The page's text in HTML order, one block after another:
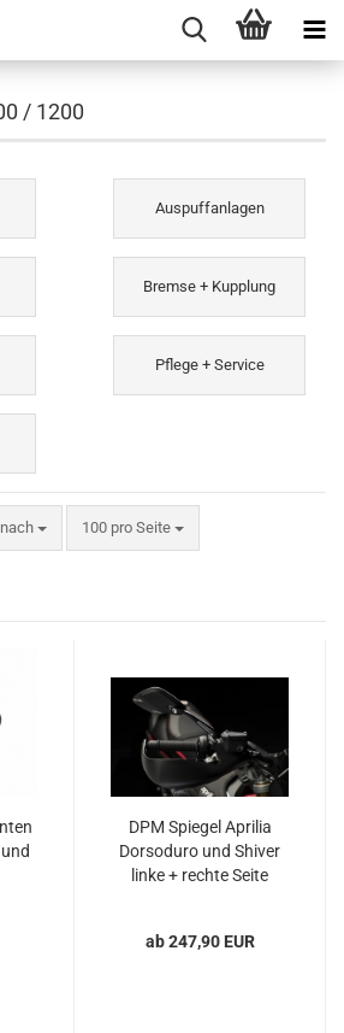
/ 1200
Auspuffanlagen
Bremse + Kupplung
Pflege + Service
100 pro Seite
pro Seite
DPM Spiegel Aprilia
Dorsoduro und Shiver
linke + rechte Seite
ab 247,90 EUR